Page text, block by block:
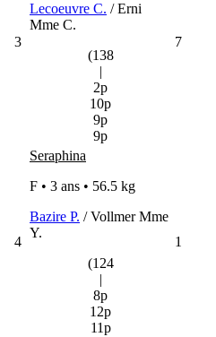
3
Lecoeuvre C. / Erni
Mme C.
(138
|
2p
10p
9p
9p
7
4
Seraphina
F • 3 ans • 56.5 kg
Bazire P. / Vollmer Mme
Y.
(124
|
8p
12p
11p
1